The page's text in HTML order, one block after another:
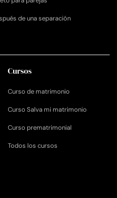
de una separación
Cursos
Curso de matrimonio
Curso Salva mi matrimonio
Curso prematrimonial
Todos los cursos